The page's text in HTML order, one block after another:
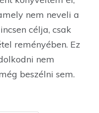
nem neveli a
célja, csak
reményében. Ez
nem
beszélni sem.